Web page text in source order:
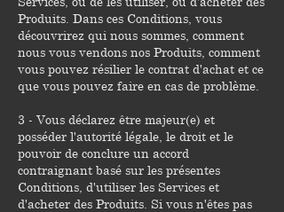
Produits. Dans ces Conditions, vous
découvrirez qui nous sommes, comment
nous vous vendons nos Produits, comment
vous pouvez résilier le contrat d'achat et ce
que vous pouvez faire en cas de problème.
3 - Vous déclarez être majeur(e) et
posséder l'autorité légale, le droit et le
pouvoir de conclure un accord
contraignant basé sur les présentes
Conditions, d'utiliser les Services et
d'acheter des Produits. Si vous n'êtes pas